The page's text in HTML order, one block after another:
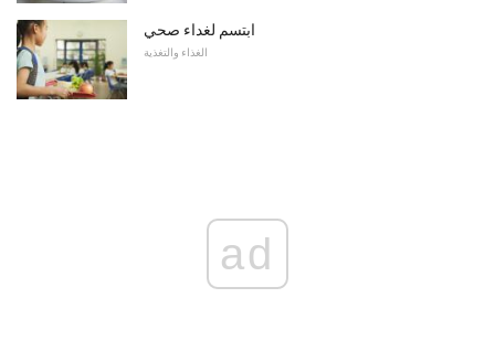
ابتسم لغداء صحي
الغذاء والتغذية
ad